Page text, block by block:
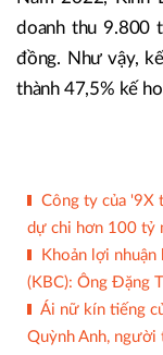
doanh thu 9.800
đồng. Như vậy,
thành 47,5% kế
Công ty của '9X
dự chi hơn 100 tỷ
Khoản lợi
(KBC): Ông Đặng
Ái nữ kín tiếng
Quỳnh Anh,